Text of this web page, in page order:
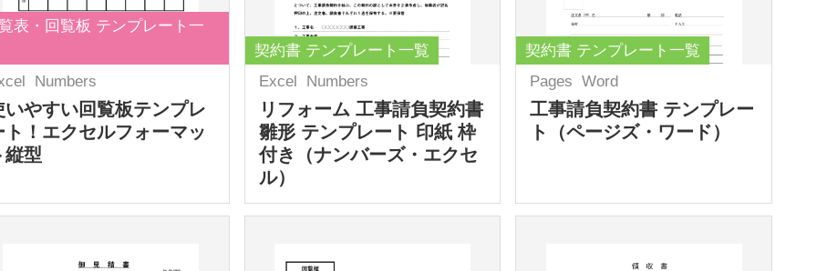
表・回覧板 テンプレート一
Numbers
いやすい回覧板テンプレ
ト！エクセルフォーマッ
縦型
契約書 テンプレート一覧
Excel
Numbers
リフォーム 工事請負契約書
雛形 テンプレート 印紙 枠
付き（ナンバーズ・エクセ
ル）
契約書 テンプレート一覧
Pages Word
工事請負契約書 テンプレー
ト（ページズ・ワード）